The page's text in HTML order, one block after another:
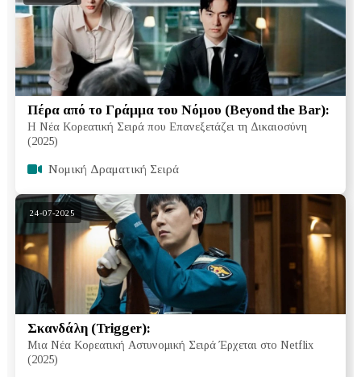
Πέρα από το Γράμμα του Νόμου (Beyond the Bar):
Η Νέα Κορεατική Σειρά που Επανεξετάζει τη Δικαιοσύνη
(2025)
Νομική Δραματική Σειρά
Σκανδάλη (Trigger):
Μια Νέα Κορεατική Αστυνομική Σειρά Έρχεται στο Netflix
(2025)
24-07-2025